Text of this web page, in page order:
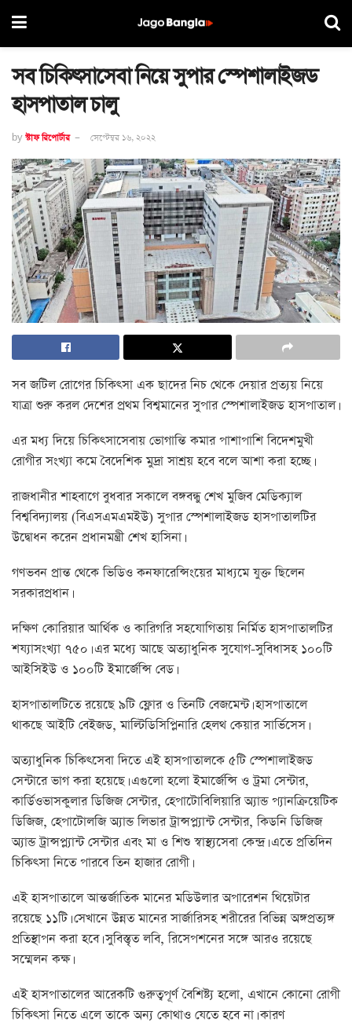
সব চিকিৎসাসেবা নিয়ে সুপার স্পেশালাইজড
হাসপাতাল চালু
by স্টাফ রিপোর্টার সেপ্টেম্বর ১৬, ২০২২
সব জটিল রোগের চিকিৎসা এক ছাদের নিচ থেকে দেয়ার প্রত্যয় নিয়ে
যাত্রা শুরু করল দেশের প্রথম বিশ্বমানের সুপার স্পেশালাইজড হাসপাতাল।
এর মধ্য দিয়ে চিকিৎসাসেবায় ভোগান্তি কমার পাশাপাশি বিদেশমুখী
রোগীর সংখ্যা কমে বৈদেশিক মুদ্রা সাশ্রয় হবে বলে আশা করা হচ্ছে।
রাজধানীর শাহবাগে বুধবার সকালে বঙ্গবন্ধু শেখ মুজিব মেডিক্যাল
বিশ্ববিদ্যালয় (বিএসএমএমইউ) সুপার স্পেশালাইজড হাসপাতালটির
উদ্বোধন করেন প্রধানমন্ত্রী শেখ হাসিনা।
গণভবন প্রান্ত থেকে ভিডিও কনফারেন্সিংয়ের মাধ্যমে যুক্ত ছিলেন
সরকারপ্রধান।
দক্ষিণ কোরিয়ার আর্থিক ও কারিগরি সহযোগিতায় নির্মিত হাসপাতালটির
শয্যাসংখ্যা ৭৫০। এর মধ্যে আছে অত্যাধুনিক সুযোগ-সুবিধাসহ ১০০টি
আইসিইউ ও ১০০টি ইমার্জেন্সি বেড।
হাসপাতালটিতে রয়েছে ৯টি ফ্লোর ও তিনটি বেজমেন্ট। হাসপাতালে
থাকছে আইটি বেইজড, মাল্টিডিসিপ্লিনারি হেলথ কেয়ার সার্ভিসেস।
অত্যাধুনিক চিকিৎসেবা দিতে এই হাসপাতালকে ৫টি স্পেশালাইজড
সেন্টারে ভাগ করা হয়েছে। এগুলো হলো ইমার্জেন্সি ও ট্রমা সেন্টার,
কার্ডিওভাসকুলার ডিজিজ সেন্টার, হেপাটোবিলিয়ারি অ্যান্ড প্যানক্রিয়েটিক
ডিজিজ, হেপাটোলজি অ্যান্ড লিভার ট্রান্সপ্ল্যান্ট সেন্টার, কিডনি ডিজিজ
অ্যান্ড ট্রান্সপ্ল্যান্ট সেন্টার এবং মা ও শিশু স্বাস্থ্যসেবা কেন্দ্র। এতে প্রতিদিন
চিকিৎসা নিতে পারবে তিন হাজার রোগী।
এই হাসপাতালে আন্তর্জাতিক মানের মডিউলার অপারেশন থিয়েটার
রয়েছে ১১টি। সেখানে উন্নত মানের সার্জারিসহ শরীরের বিভিন্ন অঙ্গপ্রত্যঙ্গ
প্রতিস্থাপন করা হবে। সুবিস্তৃত লবি, রিসেপশনের সঙ্গে আরও রয়েছে
সম্মেলন কক্ষ।
এই হাসপাতালের আরেকটি গুরুত্বপূর্ণ বৈশিষ্ট্য হলো, এখানে কোনো রোগী
চিকিৎসা নিতে এলে তাকে অন্য কোথাও যেতে হবে না। কারণ